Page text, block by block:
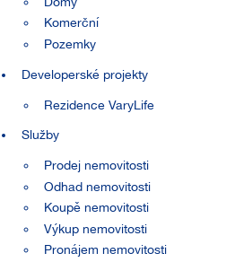
Komerční
Pozemky
Developerské projekty
Rezidence VaryLife
Služby
Prodej nemovitosti
Odhad nemovitosti
Koupě nemovitosti
Výkup nemovitosti
Pronájem nemovitosti